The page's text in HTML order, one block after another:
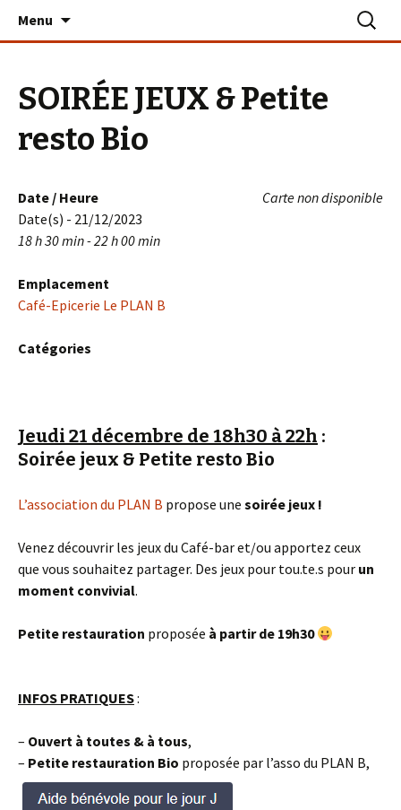
Le PLAN B – La Turballe
Menu
SOIRÉE JEUX & Petite
resto Bio
Carte non disponible
Date / Heure
Date(s) - 21/12/2023
18 h 30 min - 22 h 00 min
Emplacement
Café-Epicerie Le PLAN B
Catégories
Jeudi 21 décembre de 18h30 à 22h :
Soirée jeux & Petite resto Bio
L’association du PLAN B propose une soirée jeux !
Venez découvrir les jeux du Café-bar et/ou apportez ceux
que vous souhaitez partager. Des jeux pour tou.te.s pour un
moment convivial.
Petite restauration proposée à partir de 19h30
INFOS PRATIQUES:
– Ouvert à toutes & à tous,
– Petite restauration Bio proposée par l’asso du PLAN B,